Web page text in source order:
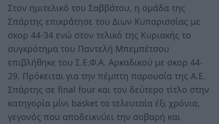
Στον ημιτελικό του Σαββάτου, η ομάδα της
Σπάρτης επικράτησε του Διων Κυπαρισσίας με
σκορ 44-34 ενώ στον τελικό της Κυριακής το
συγκρότημα του Παντελή Μπεμπέτσου
επιβλήθηκε του Σ.Ε.Φ.Α. Αρκαδικού με σκορ 44-
29. Πρόκειται για την πέμπτη παρουσία της Α.Ε.
Σπάρτης σε final four και τον δεύτερο τίτλο στην
κατηγορία μίνι basket τα τελευταία έξι χρόνια,
γεγονός που αποδεικνύει την σοβαρή και